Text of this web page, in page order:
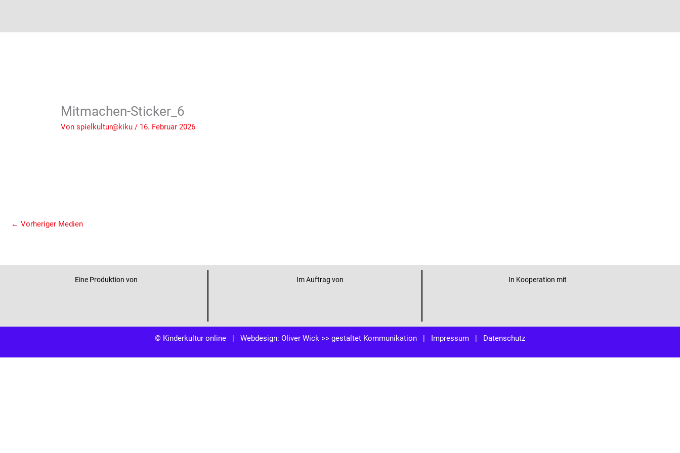
Mitmachen-Sticker_6
Vonspielkultur@kiku/ 16. Februar 2026
← Vorheriger Medien
Eine Produktion von Im Auftrag von In Kooperation mit
© Kinderkultur online | Webdesign: Oliver Wick >> gestaltet Kommunikation | Impressum | Datenschutz